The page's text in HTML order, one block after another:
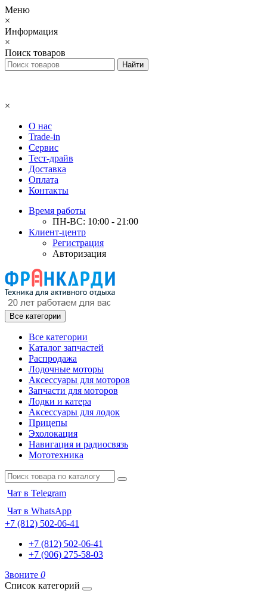
Меню
×
Информация
×
Поиск товаров
×
О нас
Trade-in
Сервис
Тест-драйв
Доставка
Оплата
Контакты
Время работы
ПН-ВС: 10:00 - 21:00
Клиент-центр
Регистрация
Авторизация
Все категории
Все категории
Каталог запчастей
Распродажа
Лодочные моторы
Аксессуары для моторов
Запчасти для моторов
Лодки и катера
Аксессуары для лодок
Прицепы
Эхолокация
Навигация и радиосвязь
Мототехника
Чат в Telegram
Чат в WhatsApp
+7 (812) 502-06-41
+7 (812) 502-06-41
+7 (906) 275-58-03
Звоните 0
Список категорий